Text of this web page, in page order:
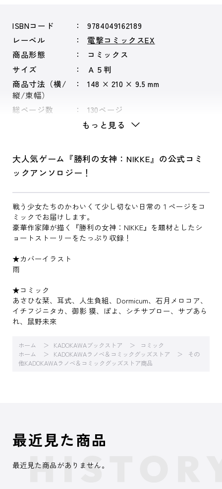
ISBNコード
9784049162189
レーベル
電撃コミックスEX
商品形態
コミックス
サイズ
Ａ５判
商品寸法（横/
縦/束幅）
148 × 210 × 9.5 mm
総ページ数 130ページ
もっと見る
大人気ゲーム『勝利の女神：NIKKE』の公式コミ
ックアンソロジー！
戦う少女たちのかわいくて少し切ない日常の１ページをコ
ミックでお届けします。
豪華作家陣が描く『勝利の女神：NIKKE』を題材としたシ
ョートストーリーをたっぷり収録！
★カバーイラスト
雨
★コミック
あさひな栞、耳式、人生負組、Dormicum、石月メロコア、
イチフジニタカ、御影 獏、ぽよ、シチサブロー、サブあら
れ、鼠野未來
ホーム KADOKAWAブックストア
コミック
ホーム
KADOKAWAラノベ＆コミックグッズストア
その
他KADOKAWAラノベ＆コミックグッズストア商品
最近見た商品
最近見た商品がありません。